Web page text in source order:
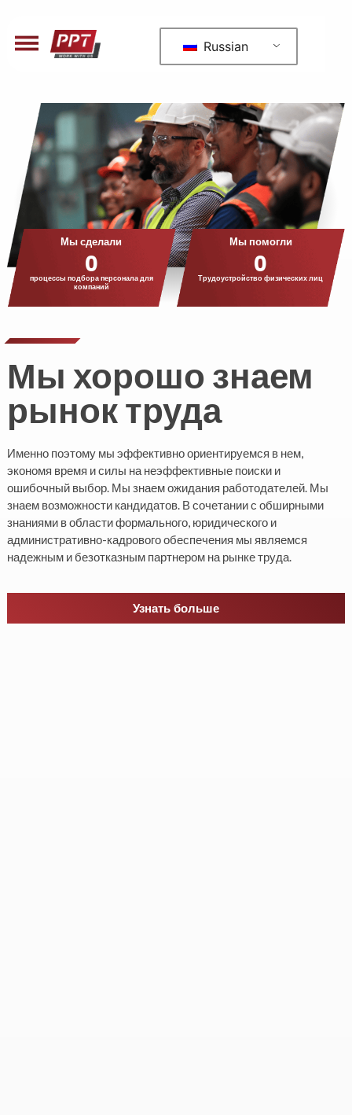
Russian
Мы хорошо знаем
рынок труда
Именно поэтому мы эффективно ориентируемся в нем,
экономя время и силы на неэффективные поиски и
ошибочный выбор. Мы знаем ожидания работодателей. Мы
знаем возможности кандидатов. В сочетании с обширными
знаниями в области формального, юридического и
административно-кадрового обеспечения мы являемся
надежным и безотказным партнером на рынке труда.
Узнать больше
Мы сделали
0
процессы подбора персонала для
компаний
Мы помогли
0
Трудоустройство физических лиц